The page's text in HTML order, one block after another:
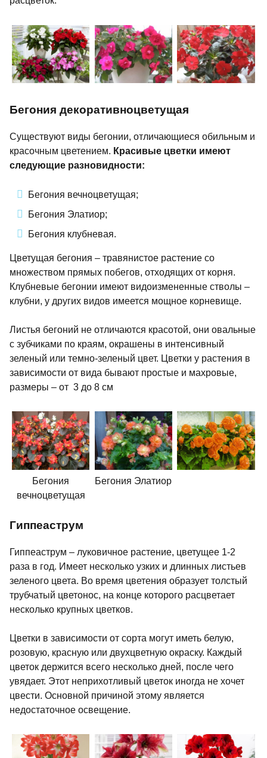
Бегония декоративноцветущая
Существуют виды бегонии, отличающиеся обильным и
красочным цветением. Красивые цветки имеют
следующие разновидности:
Бегония вечноцветущая;
Бегония Элатиор;
Бегония клубневая.
Цветущая бегония – травянистое растение со
множеством прямых побегов, отходящих от корня.
Клубневые бегонии имеют видоизмененные стволы –
клубни, у других видов имеется мощное корневище.
Листья бегоний не отличаются красотой, они овальные
с зубчиками по краям, окрашены в интенсивный
зеленый или темно-зеленый цвет. Цветки у растения в
зависимости от вида бывают простые и махровые,
размеры – от 3 до 8 см
Бегония
вечноцветущая
Бегония Элатиор
Гиппеаструм
Гиппеаструм – луковичное растение, цветущее 1-2
раза в год. Имеет несколько узких и длинных листьев
зеленого цвета. Во время цветения образует толстый
трубчатый цветонос, на конце которого расцветает
несколько крупных цветков.
Цветки в зависимости от сорта могут иметь белую,
розовую, красную или двухцветную окраску. Каждый
цветок держится всего несколько дней, после чего
увядает. Этот неприхотливый цветок иногда не хочет
цвести. Основной причиной этому является
недостаточное освещение.